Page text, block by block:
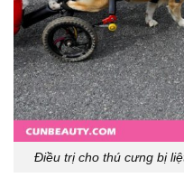
Điều trị cho thú cưng bị